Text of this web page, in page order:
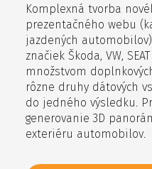
Komplexná tvorba
prezentačného webu
jazdených
značiek Škoda, VW,
množstvom
rôzne druhy dátových
do jedného výsledku.
generovanie 3D
exteriéru automobilov.